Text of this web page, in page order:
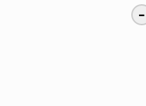
-